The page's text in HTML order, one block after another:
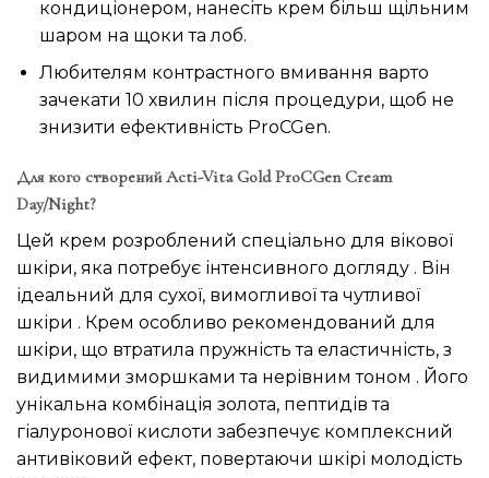
кондиціонером, нанесіть крем більш щільним
шаром на щоки та лоб.
Любителям контрастного вмивання варто
зачекати 10 хвилин після процедури, щоб не
знизити ефективність ProCGen.
Для кого створений Acti-Vita Gold ProCGen Cream
Day/Night?
Цей крем розроблений спеціально для вікової
шкіри, яка потребує інтенсивного догляду . Він
ідеальний для сухої, вимогливої та чутливої
шкіри . Крем особливо рекомендований для
шкіри, що втратила пружність та еластичність, з
видимими зморшками та нерівним тоном . Його
унікальна комбінація золота, пептидів та
гіалуронової кислоти забезпечує комплексний
антивіковий ефект, повертаючи шкірі молодість